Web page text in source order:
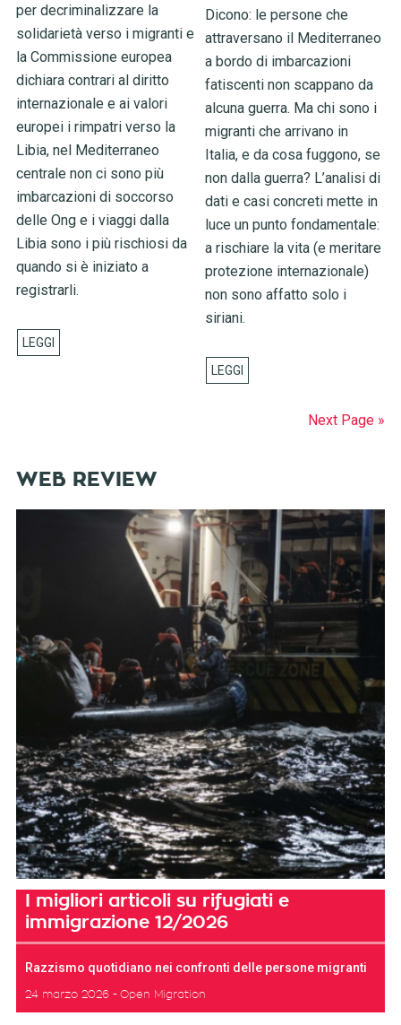
per decriminalizzare la
solidarietà verso i migranti e
la Commissione europea
dichiara contrari al diritto
internazionale e ai valori
europei i rimpatri verso la
Libia, nel Mediterraneo
centrale non ci sono più
imbarcazioni di soccorso
delle Ong e i viaggi dalla
Libia sono i più rischiosi da
quando si è iniziato a
registrarli.
Dicono: le persone che
attraversano il Mediterraneo
a bordo di imbarcazioni
fatiscenti non scappano da
alcuna guerra. Ma chi sono i
migranti che arrivano in
Italia, e da cosa fuggono, se
non dalla guerra? L’analisi di
dati e casi concreti mette in
luce un punto fondamentale:
a rischiare la vita (e meritare
protezione internazionale)
non sono affatto solo i
siriani.
Next Page »
WEB REVIEW
I migliori articoli su rifugiati e
immigrazione 12/2026
Razzismo quotidiano nei confronti delle persone migranti
24 marzo 2026 Open Migration